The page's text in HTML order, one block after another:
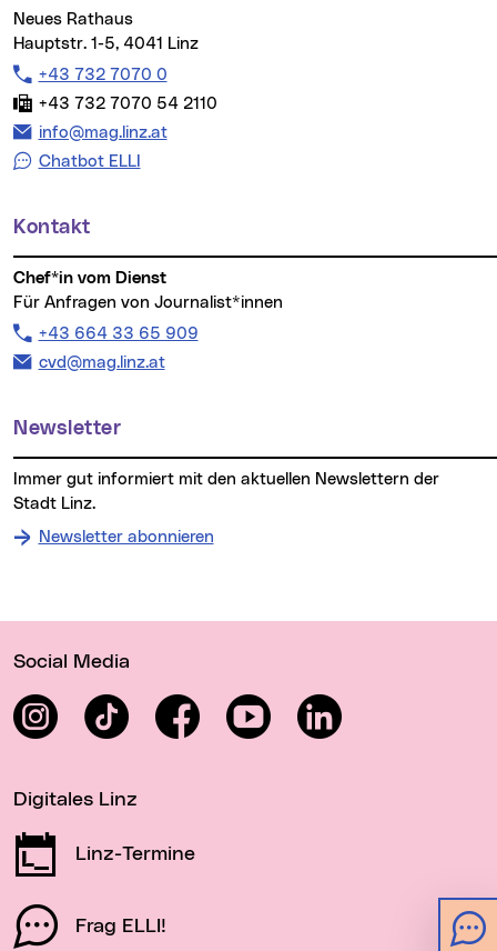
Neues Rathaus
Hauptstr. 1-5, 4041 Linz
Telefon:
+43 732 7070 0
Fax:
+43 732 7070 54 2110
E-Mail Adresse:
info@mag.linz.at
Chatbot ELLI
Kontakt
Chef*in vom Dienst
Für Anfragen von Journalist*innen
Telefon:
+43 664 33 65 909
E-Mail Adresse:
cvd@mag.linz.at
Newsletter
Stadt Linz.
Newsletter abonnieren
Social Media
InstagramTikTok FacebookYouTube LinkedIn
Digitales Linz
Linz-Termine
Frag ELLI!